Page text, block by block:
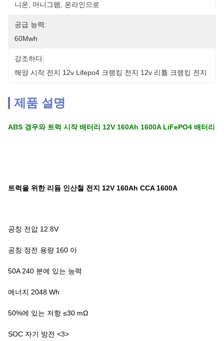
니온, 머니그램, 온라인으로
공급 능력:
60Mwh
강조하다:
해양 시작 전지 12v Lifepo4 크랭킹 전지 12v 리튬 크랭킹 전지
제품 설명
ABS 경우와 트럭 시작 배터리 12V 160Ah 1600A LiFePO4 배터리
트럭을 위한 리듐 인산철 전지 12V 160Ah CCA 1600A
공칭 전압 12.8V
공칭 정전 용량 160 아
50A 240 분에 있는 능력
에너지 2048 Wh
50%에 있는 저항 ≤30 mΩ
SOC 자기 방전 <3>